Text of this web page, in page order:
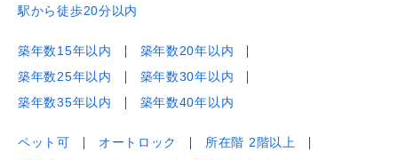
駅から徒歩20分以内
築年数15年以内
築年数20年以内
築年数25年以内
築年数30年以内
築年数35年以内
築年数40年以内
ペット可 オートロック
所在階 2階以上